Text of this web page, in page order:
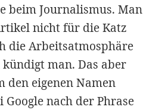
beim Journalismus. Man
nicht für die Katz
die Arbeitsatmosphäre
man. Das aber
den eigenen Namen
nach der Phrase